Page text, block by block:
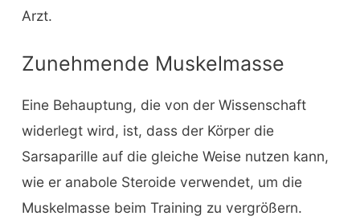
Arzt.
Zunehmende Muskelmasse
Eine Behauptung, die von der Wissenschaft
widerlegt wird, ist, dass der Körper die
Sarsaparille auf die gleiche Weise nutzen kann,
wie er anabole Steroide verwendet, um die
Muskelmasse beim Training zu vergrößern.